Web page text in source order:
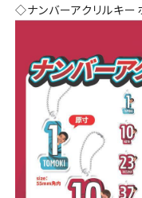
◇ナンバーアクリルキー